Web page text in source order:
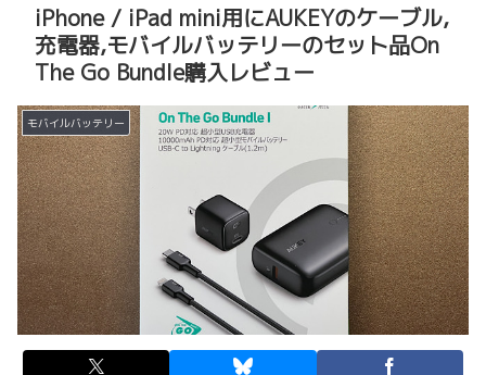
iPhone / iPad mini用にAUKEYのケーブル,
充電器,モバイルバッテリーのセット品On
The Go Bundle購入レビュー
モバイルバッテリー